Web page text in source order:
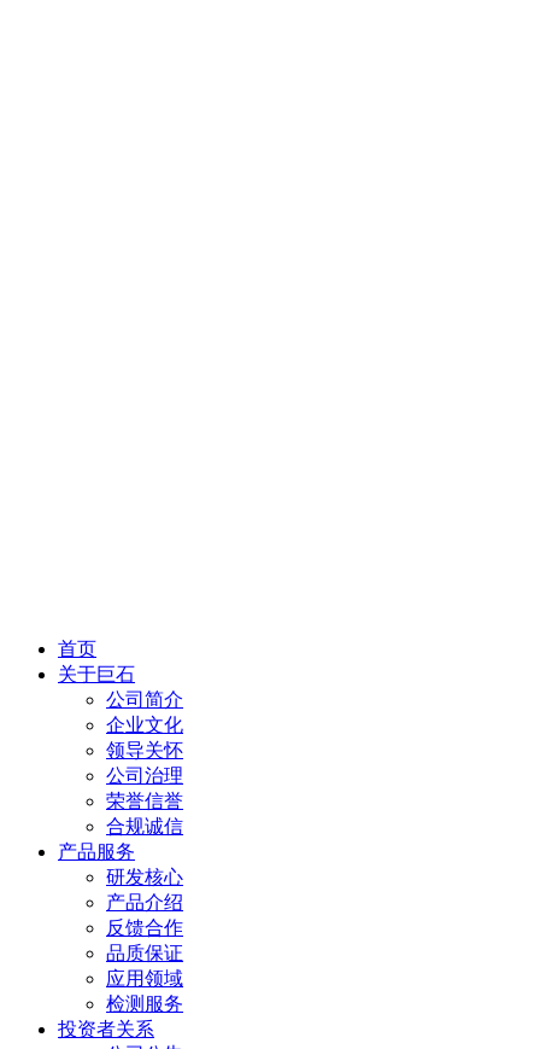
首页
关于巨石
公司简介
企业文化
领导关怀
公司治理
荣誉信誉
合规诚信
产品服务
研发核心
产品介绍
反馈合作
品质保证
应用领域
检测服务
投资者关系